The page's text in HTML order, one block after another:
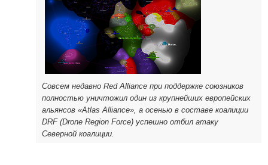
Совсем недавно Red Alliance при поддержке союзников
полностью уничтожил один из крупнейших европейских
альянсов «Atlas Alliance», а осенью в составе коалиции
DRF (Drone Region Force) успешно отбил атаку
Северной коалиции.